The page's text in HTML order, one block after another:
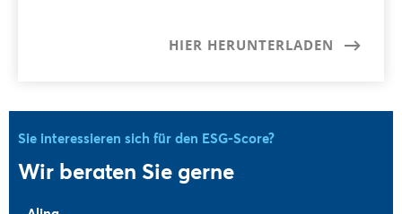
HIER HERUNTERLADEN
Sie interessieren sich für den ESG-Score?
Wir beraten Sie gerne